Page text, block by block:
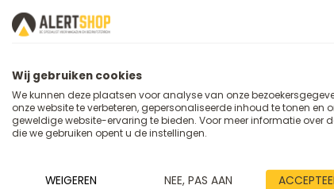
U
Wij gebruiken cookies
We kunnen deze plaatsen voor analyse van onze
onze website te verbeteren, gepersonaliseerde inhoud te tonen en
geweldige website-ervaring te bieden. Voor meer informatie over
die we gebruiken opent u de instellingen.
WEIGEREN NEE, PAS AAN